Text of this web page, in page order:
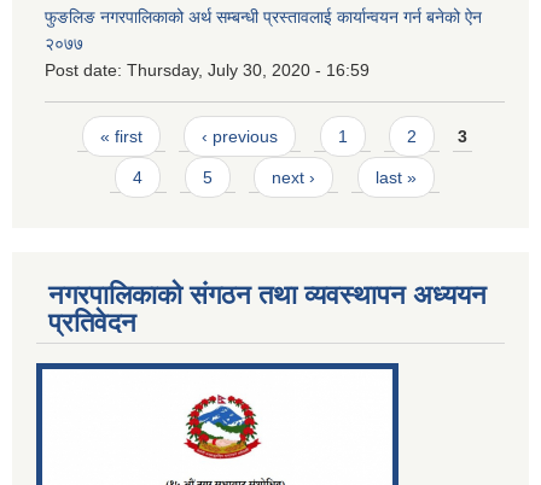
फुङलिङ नगरपालिकाको अर्थ सम्बन्धी प्रस्तावलाई कार्यान्वयन गर्न बनेको ऐन
२०७७
Post date: Thursday, July 30, 2020 - 16:59
Pages
« first ‹ previous 1 2 3
4 5 next › last »
नगरपालिकाको संगठन तथा व्यवस्थापन अध्ययन
प्रतिवेदन